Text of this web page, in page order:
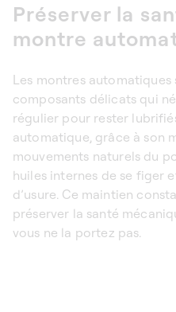
Préserver la
montre
Les montres
composants délicats qui
régulier pour rester
automatique, grâce à son
mouvements naturels du
huiles internes de se figer
d’usure. Ce maintien
préserver la santé
vous ne la portez pas.